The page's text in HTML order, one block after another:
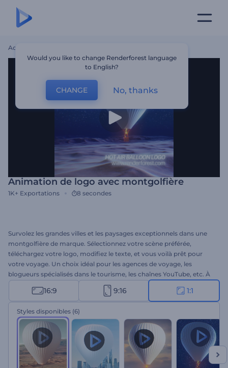
Accueil
Animation de logo avec montgolfière
1K+ Exportations 8 secondes
Survolez les grandes villes et les paysages exceptionnels dans une
montgolfière de marque. Sélectionnez votre scène préférée,
téléchargez votre logo, modifiez le texte, et vous voilà prêt pour
votre voyage. Un choix idéal pour les agences de voyage, les
blogueurs spécialisés dans le tourisme, les chaînes YouTube, etc. À
16:9 9:16 1:1
Styles disponibles (6)
Would you like to change Renderforest language
to English?
CHANGE No, thanks